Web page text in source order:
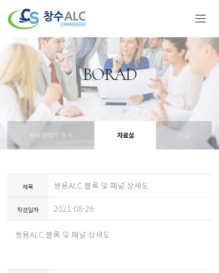
BORAD
보유면허/인증서 자료실 FAQ
제목 쌍용ALC 블록 및 패널 상세도
작성일자 2021-08-26
쌍용ALC 블록 및 패널 상세도